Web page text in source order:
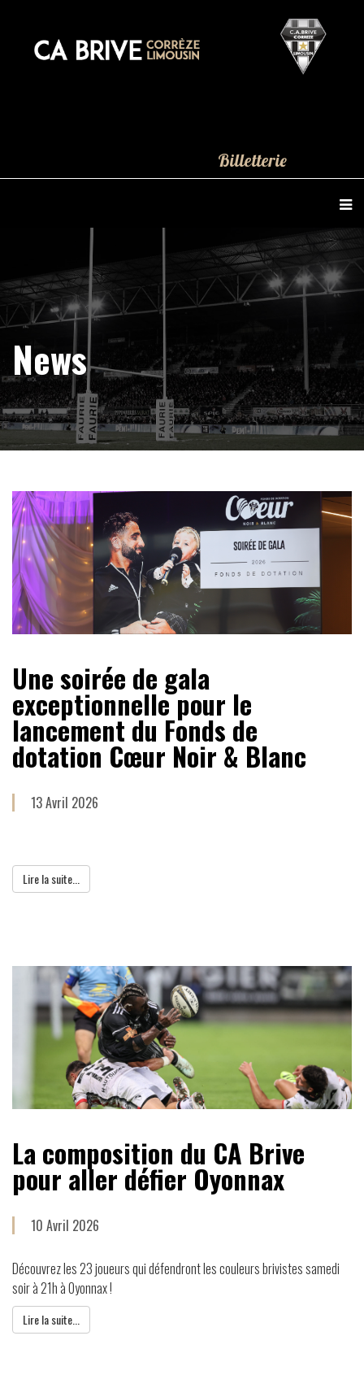
Billetterie
News
Une soirée de gala
exceptionnelle pour le
lancement du Fonds de
dotation Cœur Noir & Blanc
13 Avril 2026
Lire la suite...
La composition du CA Brive
pour aller défier Oyonnax
10 Avril 2026
Découvrez les 23 joueurs qui défendront les couleurs brivistes samedi
soir à 21h à Oyonnax !
Lire la suite...